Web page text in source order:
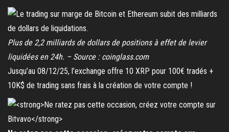
Plus de 2,2 milliards de dollars de positions à effet de levier
liquidées en 24h. – Source : coinglass.com
Jusqu’au 08/12/25, l’exchange offre 10 XRP pour 100€ tradés +
10K$ de trading sans frais à la création de votre compte !